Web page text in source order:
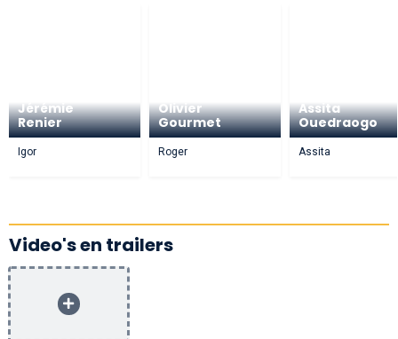
Jérémie
Renier
Igor
Olivier
Gourmet
Roger
Assita
Ouedraogo
Assita
Video's en trailers